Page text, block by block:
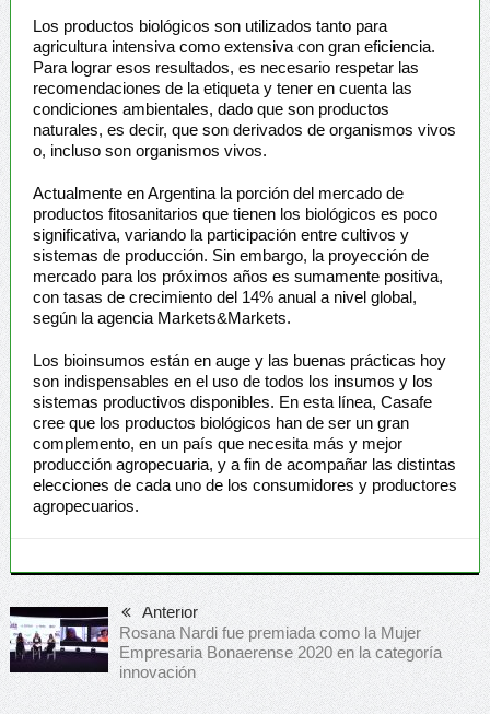
Los productos biológicos son utilizados tanto para
agricultura intensiva como extensiva con gran eficiencia.
Para lograr esos resultados, es necesario respetar las
recomendaciones de la etiqueta y tener en cuenta las
condiciones ambientales, dado que son productos
naturales, es decir, que son derivados de organismos vivos
o, incluso son organismos vivos.
Actualmente en Argentina la porción del mercado de
productos fitosanitarios que tienen los biológicos es poco
significativa, variando la participación entre cultivos y
sistemas de producción. Sin embargo, la proyección de
mercado para los próximos años es sumamente positiva,
con tasas de crecimiento del 14% anual a nivel global,
según la agencia Markets&Markets.
Los bioinsumos están en auge y las buenas prácticas hoy
son indispensables en el uso de todos los insumos y los
sistemas productivos disponibles. En esta línea, Casafe
cree que los productos biológicos han de ser un gran
complemento, en un país que necesita más y mejor
producción agropecuaria, y a fin de acompañar las distintas
elecciones de cada uno de los consumidores y productores
agropecuarios.
Anterior
Rosana Nardi fue premiada como la Mujer
Empresaria Bonaerense 2020 en la categoría
innovación